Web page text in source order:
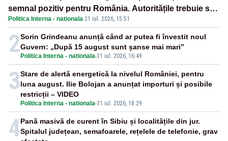
semnal pozitiv pentru România. Autoritățile trebuie să
continue consolidarea stabilității economice și
financiare
Politica Interna - nationala·31 iul. 2026, 15:51
2 Politica Interna - nationala-31 iul. 2026, 16:49
Sorin Grindeanu anunță când ar putea fi învestit noul
Guvern: „După 15 august sunt șanse mai mari”
3
Politica Interna - nationala-31 iul. 2026, 18:29
Stare de alertă energetică la nivelul României, pentru
luna august. Ilie Bolojan a anunțat importuri și posibile
restricții – VIDEO
4Pană masivă de curent în Sibiu și localitățile din jur.
Spitalul județean, semafoarele, rețelele de telefonie, grav